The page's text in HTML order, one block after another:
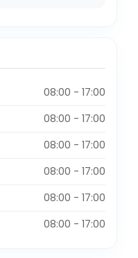
08:00 - 17:00
08:00 - 17:00
08:00 - 17:00
08:00 - 17:00
08:00 - 17:00
08:00 - 17:00